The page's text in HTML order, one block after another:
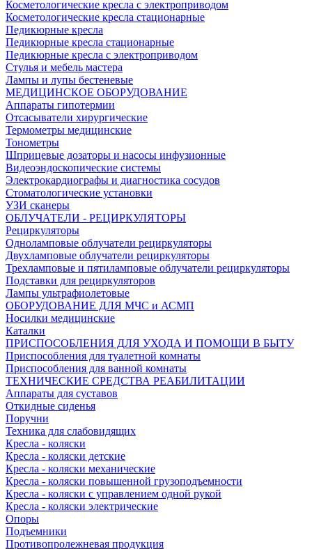
Косметологические кресла с электроприводом
Косметологические кресла стационарные
Педикюрные кресла
Педикюрные кресла стационарные
Педикюрные кресла с электроприводом
Стулья и мебель мастера
Лампы и лупы бестеневые
МЕДИЦИНСКОЕ ОБОРУДОВАНИЕ
Аппараты гипотермии
Отсасыватели хирургические
Термометры медицинские
Тонометры
Шприцевые дозаторы и насосы инфузионные
Видеоэндоскопические системы
Электрокардиографы и диагностика сосудов
Стоматологические установки
УЗИ сканеры
ОБЛУЧАТЕЛИ - РЕЦИРКУЛЯТОРЫ
Рециркуляторы
Одноламповые облучатели рециркуляторы
Двухламповые облучатели рециркуляторы
Трехламповые и пятиламповые облучатели рециркуляторы
Подставки для рециркуляторов
Лампы ультрафиолетовые
ОБОРУДОВАНИЕ ДЛЯ МЧС и АСМП
Носилки медицинские
Каталки
ПРИСПОСОБЛЕНИЯ ДЛЯ УХОДА И ПОМОЩИ В БЫТУ
Приспособления для туалетной комнаты
Приспособления для ванной комнаты
ТЕХНИЧЕСКИЕ СРЕДСТВА РЕАБИЛИТАЦИИ
Аппараты для суставов
Откидные сиденья
Поручни
Техника для слабовидящих
Кресла - коляски
Кресла - коляски детские
Кресла - коляски механические
Кресла - коляски повышенной грузоподъемности
Кресла - коляски с управлением одной рукой
Кресла - коляски электрические
Опоры
Подъемники
Противопролежневая продукция